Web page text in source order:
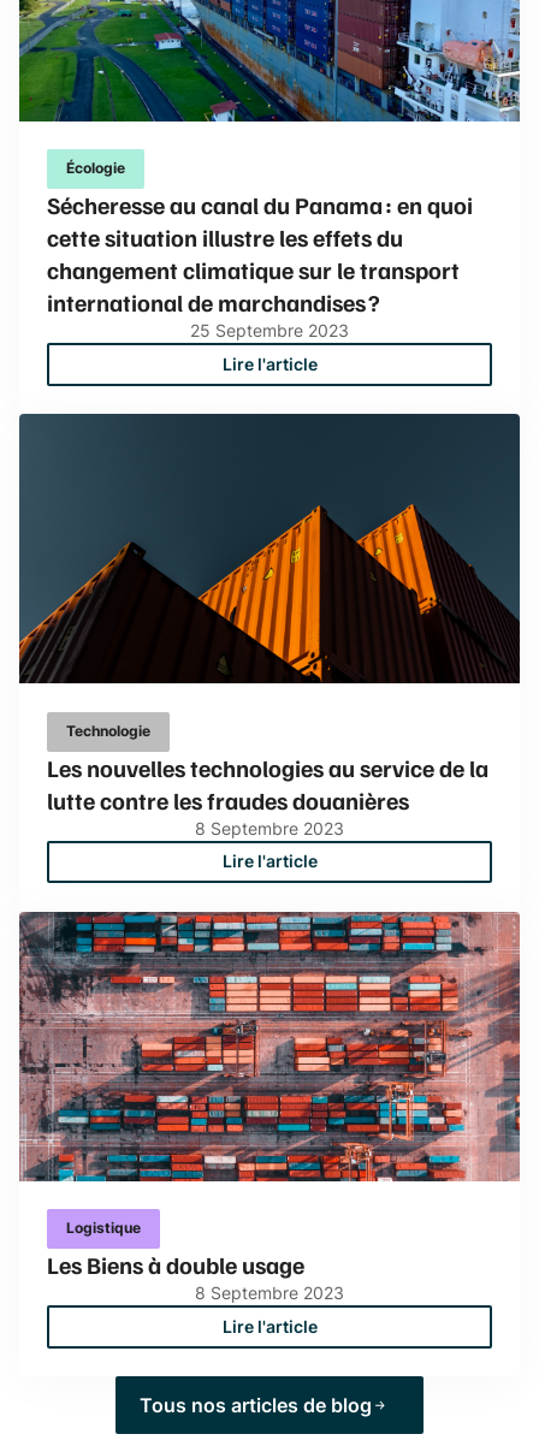
Écologie
Sécheresse au canal du Panama : en quoi
cette situation illustre les effets du
changement climatique sur le transport
international de marchandises ?
25 Septembre 2023
Lire l'article
Technologie
Les nouvelles technologies au service de la
lutte contre les fraudes douanières
8 Septembre 2023
Lire l'article
Logistique
Les Biens à double usage
8 Septembre 2023
Lire l'article
Tous nos articles de blog